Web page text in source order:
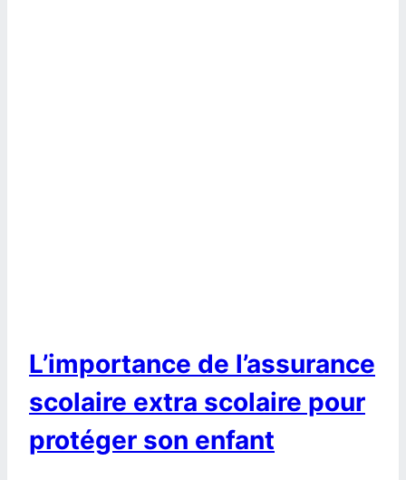
L’importance de l’assurance
scolaire extra scolaire pour
protéger son enfant